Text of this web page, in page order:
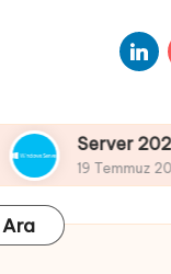
2025 Remote
Temmuz 2025
Ara